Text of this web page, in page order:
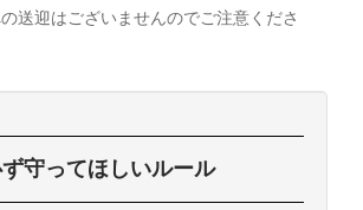
送迎はございませんのでご注意くださ
守ってほしいルール